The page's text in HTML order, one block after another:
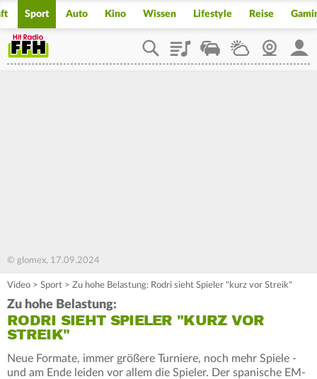
Sport Auto Kino Wissen Lifestyle Reise
PlaylistStaupilotWetterWebcam
© glomex, 17.09.2024
Video > Sport > Zu hohe Belastung: Rodri sieht Spieler "kurz vor Streik"
Zu hohe Belastung:
RODRI SIEHT SPIELER "KURZ VOR
STREIK"
Neue Formate, immer größere Turniere, noch mehr Spiele -
und am Ende leiden vor allem die Spieler. Der spanische EM-